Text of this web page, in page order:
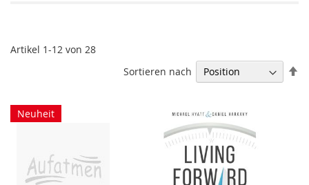
Artikel 1-12 von 28
Sortieren nach
Neuheit